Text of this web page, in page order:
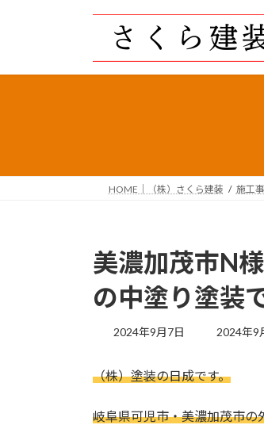
プ
動
HOME｜（株）さくら建装 施工
美濃加茂市N
の中塗り塗装で
2024年9月7日
最
新
時
:
2024年9
（株）塗装の日成です。
岐阜県可児市・美濃加茂市の